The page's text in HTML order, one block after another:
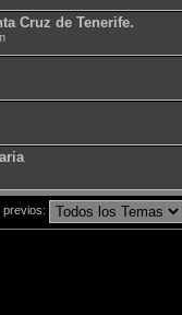
Cruz de Tenerife.
previos: